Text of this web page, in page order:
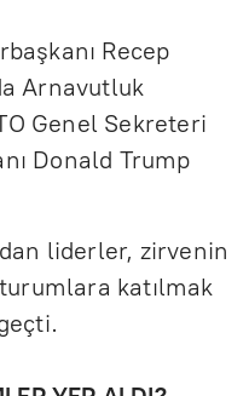
Recep
Arnavutluk
Genel Sekreteri
Donald Trump
liderler, zirvenin
katılmak